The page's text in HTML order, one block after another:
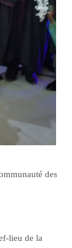
des
lieu de la